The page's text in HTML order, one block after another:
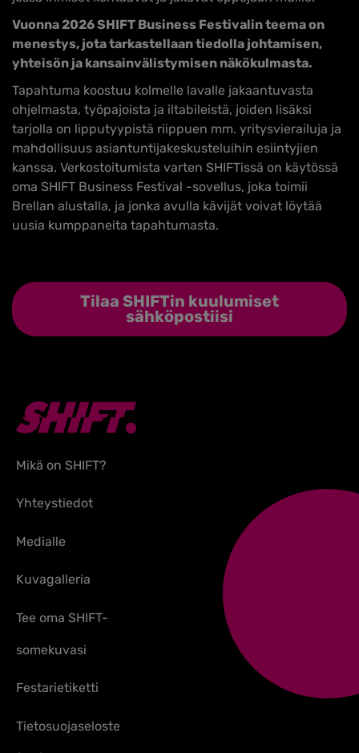
Vuonna 2026 SHIFT Business Festivalin teema on
menestys, jota tarkastellaan tiedolla johtamisen,
yhteisön ja kansainvälistymisen näkökulmasta.
Tapahtuma koostuu kolmelle lavalle jakaantuvasta
ohjelmasta, työpajoista ja iltabileistä, joiden lisäksi
tarjolla on lipputyypistä riippuen mm. yritysvierailuja ja
mahdollisuus asiantuntijakeskusteluihin esiintyjien
kanssa. Verkostoitumista varten SHIFTissä on käytössä
oma SHIFT Business Festival -sovellus, joka toimii
Brellan alustalla, ja jonka avulla kävijät voivat löytää
uusia kumppaneita tapahtumasta.
Tilaa SHIFTin kuulumiset
sähköpostiisi
Mikä on SHIFT?
Yhteystiedot
Medialle
Kuvagalleria
Tee oma SHIFT-
somekuvasi
Festarietiketti
Tietosuojaseloste